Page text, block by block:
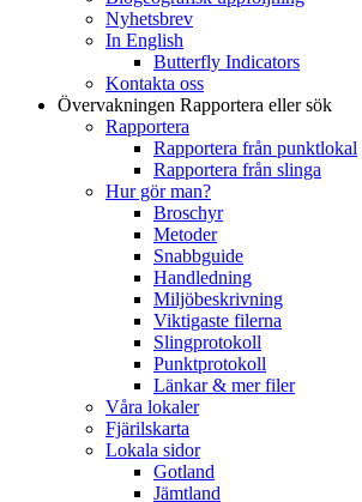
Nyhetsbrev
In English
Butterfly Indicators
Kontakta oss
Övervakningen Rapportera eller sök
Rapportera
Rapportera från punktlokal
Rapportera från slinga
Hur gör man?
Broschyr
Metoder
Snabbguide
Handledning
Miljöbeskrivning
Viktigaste filerna
Slingprotokoll
Punktprotokoll
Länkar & mer filer
Våra lokaler
Fjärilskarta
Lokala sidor
Gotland
Jämtland